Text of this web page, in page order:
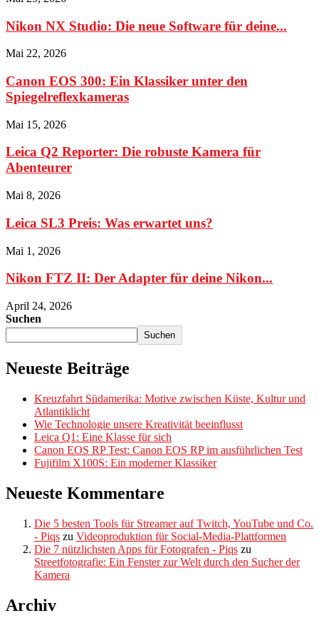
Nikon NX Studio: Die neue Software für deine...
Mai 22, 2026
Canon EOS 300: Ein Klassiker unter den
Spiegelreflexkameras
Mai 15, 2026
Leica Q2 Reporter: Die robuste Kamera für
Abenteurer
Mai 8, 2026
Leica SL3 Preis: Was erwartet uns?
Mai 1, 2026
Nikon FTZ II: Der Adapter für deine Nikon...
April 24, 2026
Suchen
Suchen
Neueste Beiträge
Kreuzfahrt Südamerika: Motive zwischen Küste, Kultur und
Atlantiklicht
Wie Technologie unsere Kreativität beeinflusst
Leica Q1: Eine Klasse für sich
Canon EOS RP Test: Canon EOS RP im ausführlichen Test
Fujifilm X100S: Ein moderner Klassiker
Neueste Kommentare
Die 5 besten Tools für Streamer auf Twitch, YouTube und Co.
- Piqs zu Videoproduktion für Social-Media-Plattformen
Die 7 nützlichsten Apps für Fotografen - Piqs zu
Streetfotografie: Ein Fenster zur Welt durch den Sucher der
Kamera
Archiv